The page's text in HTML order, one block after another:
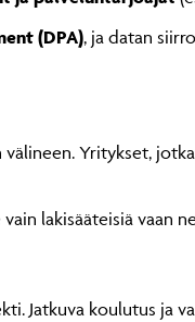
(DPA), ja datan
Yritykset,
lakisääteisiä vaan
Jatkuva koulutus ja